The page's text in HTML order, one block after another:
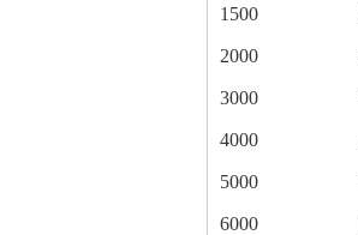
1500
2000
3000
4000
5000
6000